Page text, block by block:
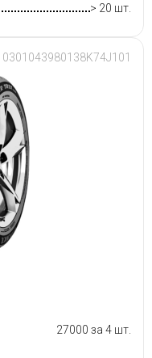
> 20 шт.
0301043980138K74J101
27000 за 4 шт.